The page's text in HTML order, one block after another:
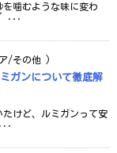
噛むような味に変わ
...
/その他 )
ガンについて徹底解
たけど、ルミガンって安